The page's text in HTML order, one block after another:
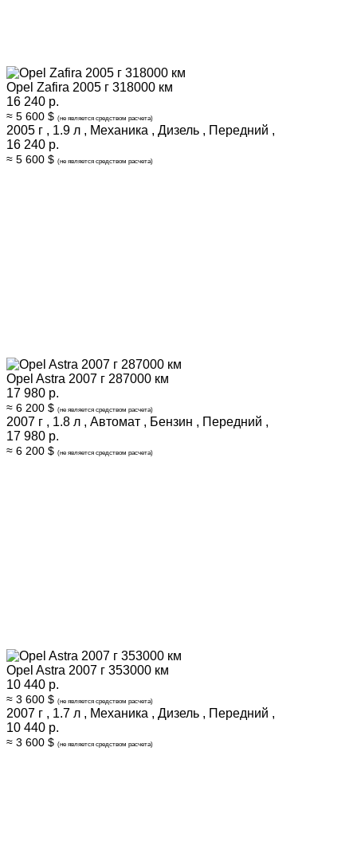
Opel Zafira 2005 г 318000 км
16 240 р.
≈ 5 600 $ (не является средством расчета)
2005 г , 1.9 л , Механика , Дизель , Передний ,
16 240 р.
≈ 5 600 $ (не является средством расчета)
Opel Astra 2007 г 287000 км
17 980 р.
≈ 6 200 $ (не является средством расчета)
2007 г , 1.8 л , Автомат , Бензин , Передний ,
17 980 р.
≈ 6 200 $ (не является средством расчета)
Opel Astra 2007 г 353000 км
10 440 р.
≈ 3 600 $ (не является средством расчета)
2007 г , 1.7 л , Механика , Дизель , Передний ,
10 440 р.
≈ 3 600 $ (не является средством расчета)